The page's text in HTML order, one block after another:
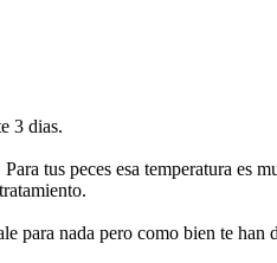
3 dias.
tus peces esa temperatura es
para nada pero como bien te